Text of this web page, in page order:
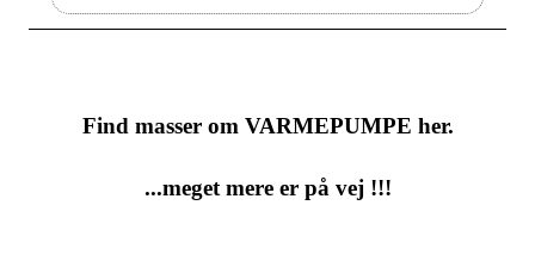
Find masser om VARMEPUMPE her.
...meget mere er på vej !!!